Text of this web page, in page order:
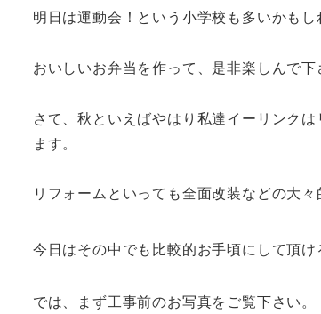
明日は運動会！という小学校も多いかも
おいしいお弁当を作って、是非楽しんで下
さて、秋といえばやはり私達イーリンク
ます。
リフォームといっても全面改装などの大
今日はその中でも比較的お手頃にして頂け
では、まず工事前のお写真をご覧下さい。